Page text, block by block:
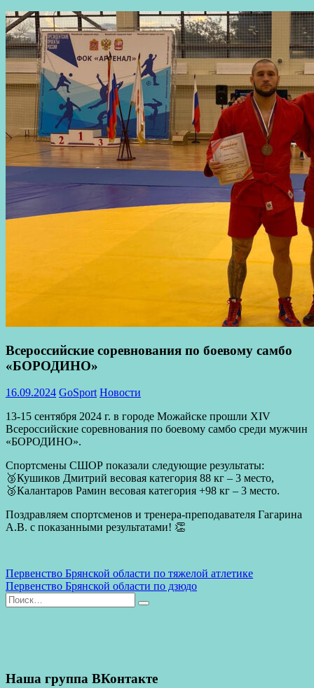
Всероссийские соревнования по боевому самбо
«БОРОДИНО»
16.09.2024 GoSport Новости
13-15 сентября 2024 г. в городе Можайске прошли ХIV
Всероссийские соревнования по боевому самбо среди мужчин
«БОРОДИНО».
Спортсмены СШОР показали следующие результаты:
🥉Кушиков Дмитрий весовая категория 88 кг – 3 место,
🥉Калантаров Рамин весовая категория +98 кг – 3 место.
Поздравляем спортсменов и тренера-преподавателя Гагарина
А.В. с показанными результатами! 👏
Навигация
по
Previous
Post:
Первенство Брянской области по тяжелой атлетике
Next
Post:
Первенство Брянской области по дзюдо
Найти:
Поиск
Наша группа ВКонтакте